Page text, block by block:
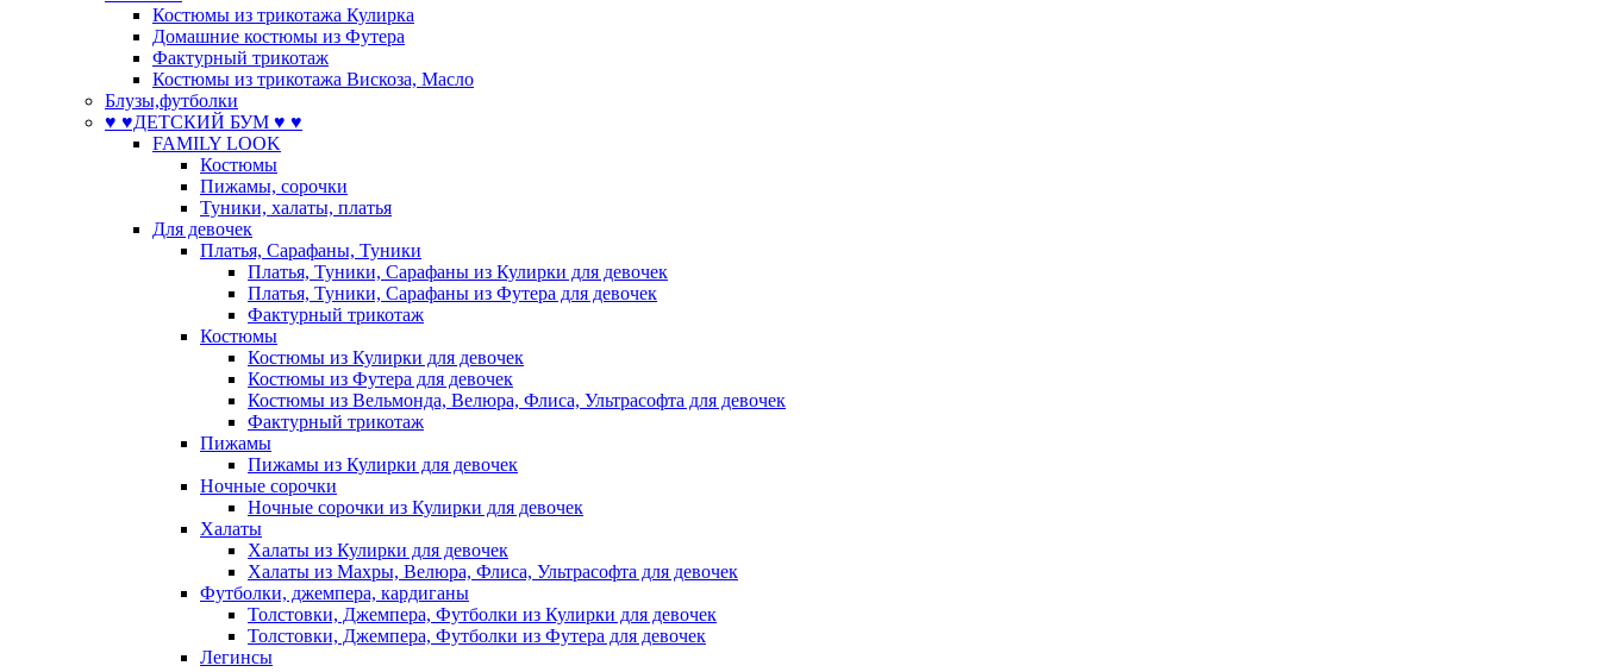
Костюмы из трикотажа Кулирка
Домашние костюмы из Футера
Фактурный трикотаж
Костюмы из трикотажа Вискоза, Масло
Блузы,футболки
♥ ♥ДЕТСКИЙ БУМ ♥ ♥
FAMILY LOOK
Костюмы
Пижамы, сорочки
Туники, халаты, платья
Для девочек
Платья, Сарафаны, Туники
Платья, Туники, Сарафаны из Кулирки для девочек
Платья, Туники, Сарафаны из Футера для девочек
Фактурный трикотаж
Костюмы
Костюмы из Кулирки для девочек
Костюмы из Футера для девочек
Костюмы из Вельмонда, Велюра, Флиса, Ультрасофта для девочек
Фактурный трикотаж
Пижамы
Пижамы из Кулирки для девочек
Ночные сорочки
Ночные сорочки из Кулирки для девочек
Халаты
Халаты из Кулирки для девочек
Халаты из Махры, Велюра, Флиса, Ультрасофта для девочек
Футболки, джемпера, кардиганы
Толстовки, Джемпера, Футболки из Кулирки для девочек
Толстовки, Джемпера, Футболки из Футера для девочек
Легинсы